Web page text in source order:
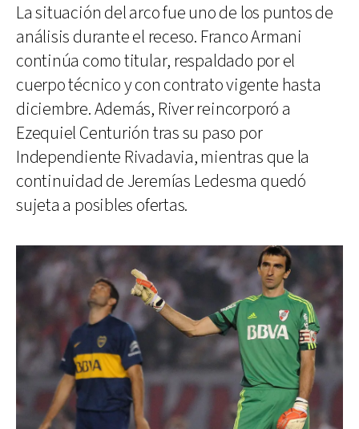
La situación del arco fue uno de los puntos de
análisis durante el receso. Franco Armani
continúa como titular, respaldado por el
cuerpo técnico y con contrato vigente hasta
diciembre. Además, River reincorporó a
Ezequiel Centurión tras su paso por
Independiente Rivadavia, mientras que la
continuidad de Jeremías Ledesma quedó
sujeta a posibles ofertas.